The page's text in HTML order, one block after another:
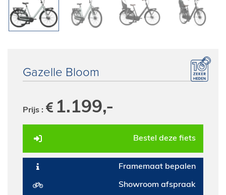
E-Bike private shopping
Gazelle Bloom
Prijs : 1.199,-
Bestel deze fiets
Framemaat bepalen
Showroom afspraak